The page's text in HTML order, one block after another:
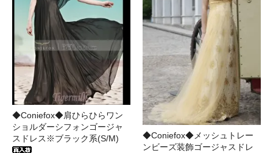
◆Coniefox◆肩ひらひらワン
ショルダーシフォンゴージャ
スドレス※ブラック系(S/M)
◆Coniefox◆メッシュトレー
ンビーズ装飾ゴージャスドレ